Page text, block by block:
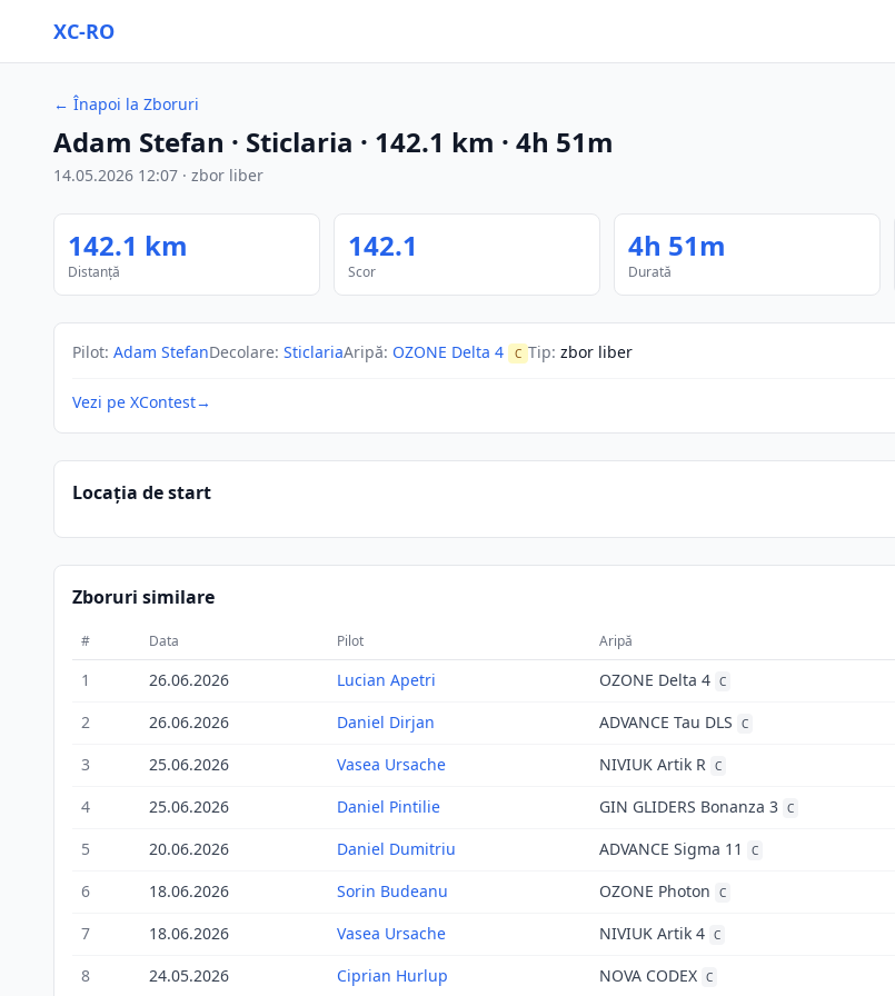
XC-RO
← Înapoi la Zboruri
Adam Stefan · Sticlaria · 142.1 km · 4h 51m
14.05.2026 12:07 · zbor liber
142.1 km
Distanță
142.1
Scor
4h 51m
Durată
Pilot: Adam StefanDecolare: SticlariaAripă: OZONE Delta 4 C Tip: zbor liber
Vezi pe XContest→
Locația de start
Zboruri similare
# Data Pilot Aripă
1 26.06.2026 Lucian Apetri OZONE Delta 4 C
2
26.06.2026 Daniel Dirjan ADVANCE Tau DLS C
3
25.06.2026 Vasea Ursache NIVIUK Artik R C
4
25.06.2026 Daniel Pintilie GIN GLIDERS Bonanza 3 C
5
20.06.2026 Daniel Dumitriu ADVANCE Sigma 11 C
6
18.06.2026 Sorin Budeanu OZONE Photon C
7
18.06.2026 Vasea Ursache NIVIUK Artik 4 C
8
24.05.2026 Ciprian Hurlup NOVA CODEX C